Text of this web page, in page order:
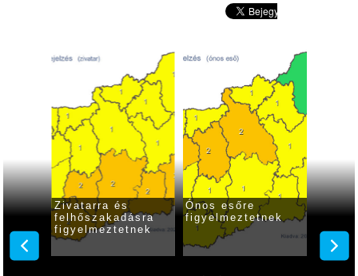
lesz a
Zivatarra és
felhőszakadásra
figyelmeztetnek
Ónos esőre
figyelmeztetnek
Rövid